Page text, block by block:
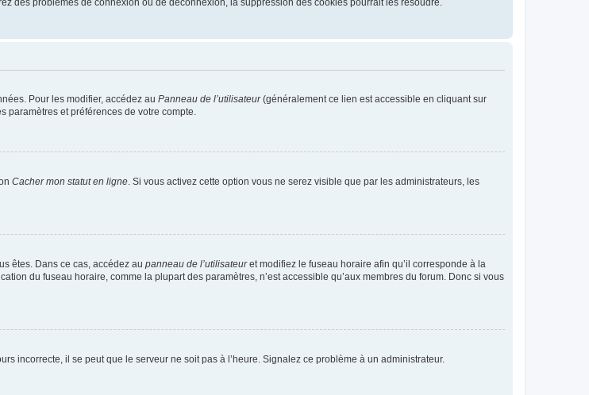
des problèmes de connexion ou de déconnexion, la suppression des cookies pourrait les résoudre.
Pour les modifier, accédez au Panneau de l’utilisateur(généralement ce lien est accessible en cliquant sur
paramètres et préférences de votre compte.
Cacher mon statut en ligne. Si vous activez cette option vous ne serez visible que par les administrateurs, les
êtes. Dans ce cas, accédez au panneau de l’utilisateuret modifiez le fuseau horaire afin qu’il corresponde à la
du fuseau horaire, comme la plupart des paramètres, n’est accessible qu’aux membres du forum. Donc si vous
incorrecte, il se peut que le serveur ne soit pas à l’heure. Signalez ce problème à un administrateur.